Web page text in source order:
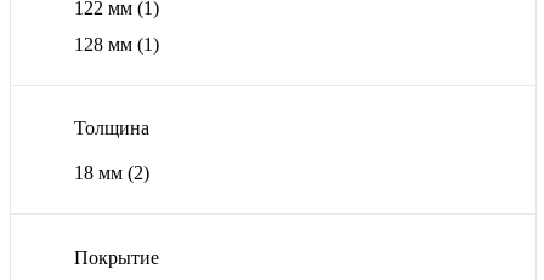
122 мм (1)
128 мм (1)
Толщина
18 мм (2)
Покрытие